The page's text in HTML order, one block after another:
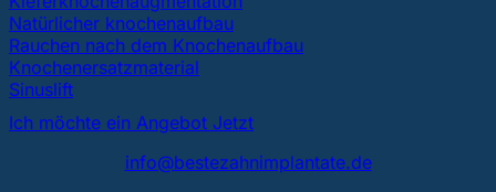
Natürlicher knochenaufbau
Rauchen nach dem Knochenaufbau
Knochenersatzmaterial
Sinuslift
Ich möchte ein Angebot Jetzt
info@bestezahnimplantate.de